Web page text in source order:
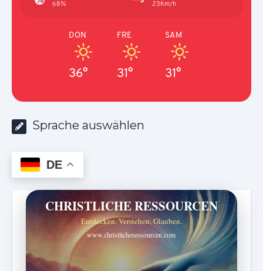
68% 23Km/h
DON
36°
FRE
31°
SAM
31°
Sprache auswählen
DE
CHRISTLICHE RESSOURCEN
Entdecken. Verstehen. Glauben.
www.christlicheressourcen.com